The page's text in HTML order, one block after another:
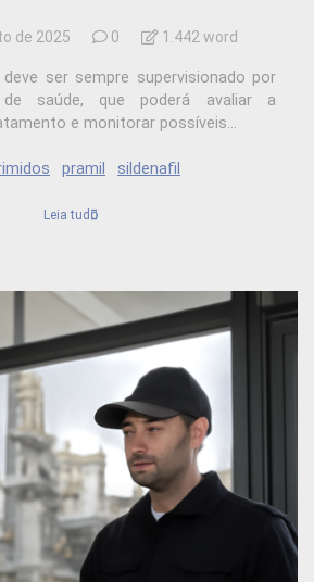
de 2025 0 1.442 word
ser sempre supervisionado por
saúde, que poderá avaliar a
e monitorar possíveis...
pramil sildenafil
Leia tudo